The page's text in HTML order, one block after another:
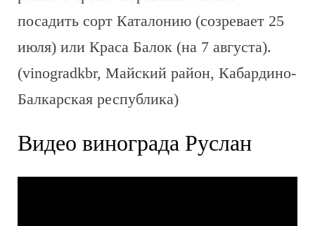
посадить сорт Каталонию (созревает 25
июля) или Краса Балок (на 7 августа).
(vinogradkbr, Майский район, Кабардино-
Балкарская республика)
Видео винограда Руслан